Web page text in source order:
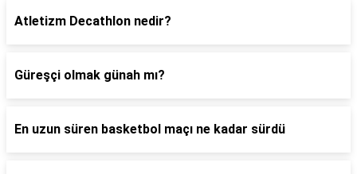
Atletizm Decathlon nedir?
Güreşçi olmak günah mı?
En uzun süren basketbol maçı ne kadar sürdü